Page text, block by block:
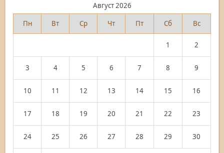
Август 2026
Пн
Вт Ср Чт Пт Сб Вс
1 2
3 4 5 6 7 8 9
10 11 12 13 14 15 16
17 18 19 20 21 22 23
24 25 26 27 28 29 30